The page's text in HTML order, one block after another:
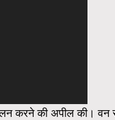
करने की अपील की। वन